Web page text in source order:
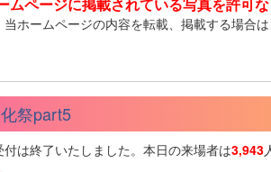
当ホームページの内容を転載、掲載する場合は
祭part5
付は終了いたしました。本日の来場者は3,943